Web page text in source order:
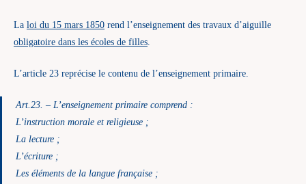
La loi du 15 mars 1850 rend l’enseignement des travaux d’aiguille
obligatoire dans les écoles de filles
L’article 23 reprécise le contenu de l’enseignement primaire.
Art.23. – L’enseignement primaire comprend :
L’instruction morale et religieuse ;
La lecture ;
L’écriture ;
Les éléments de la langue française ;